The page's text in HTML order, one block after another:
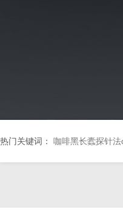
热门关键词： 咖啡黑长蠹探针法